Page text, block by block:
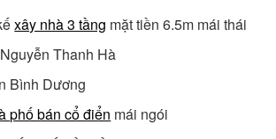
xây nhà 3 tầng mặt tiền 6.5m mái thái
Thanh Hà
Bình Dương
phố bán cổ điển mái ngói